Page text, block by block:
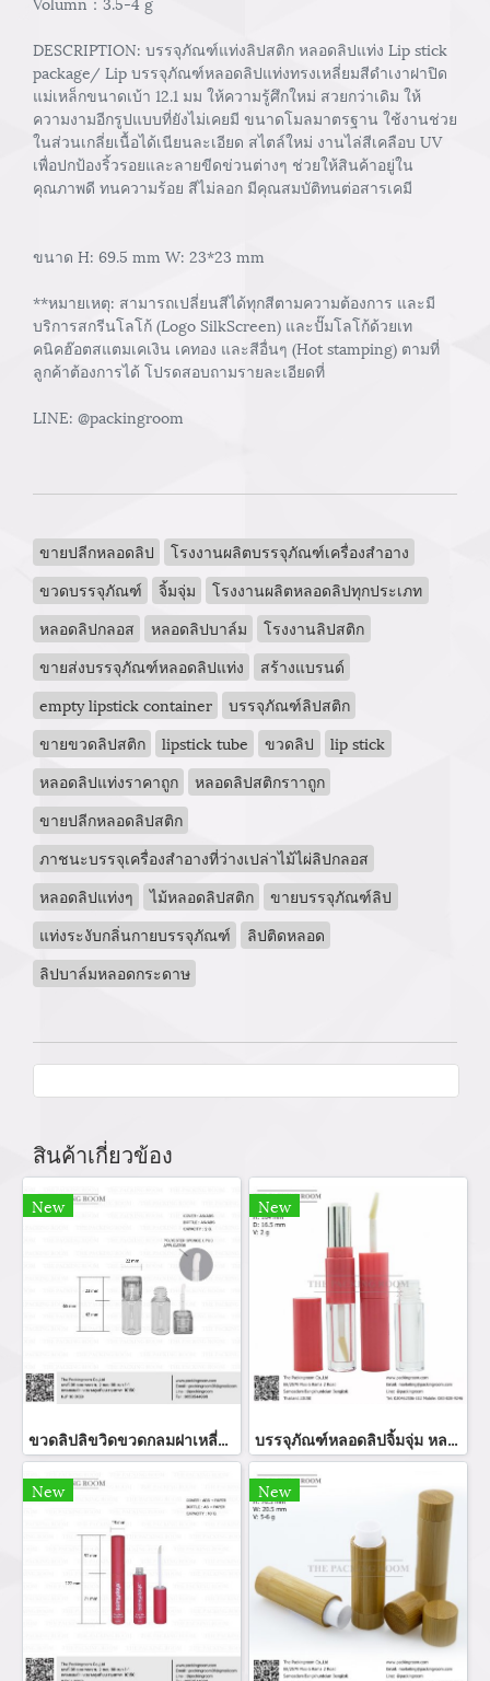
DESCRIPTION: บรรจุภัณฑ์แท่งลิปสติก หลอดลิปแท่ง Lip stick
package/ Lip บรรจุภัณฑ์หลอดลิปแท่งทรงเหลี่ยมสีดำเงาฝาปิด
แม่เหล็กขนาดเบ้า 12.1 มม ให้ความรู้ศึกใหม่ สวยกว่าเดิม ให้
ความงามอีกรูปแบบที่ยังไม่เคยมี ขนาดโมลมาตรฐาน ใช้งานช่วย
ในส่วนเกลี่ยเนื้อได้เนียนละเอียด สไตล์ใหม่ งานไล่สีเคลือบ UV
เพื่อปกป้องริ้วรอยและลายขีดข่วนต่างๆ ช่วยให้สินค้าอยู่ใน
คุณภาพดี ทนความร้อย สีไม่ลอก มีคุณสมบัติทนต่อสารเคมี
ขนาด H: 69.5 mm W: 23*23 mm
**หมายเหตุ: สามารถเปลี่ยนสีได้ทุกสีตามความต้องการ และมี
บริการสกรีนโลโก้ (Logo SilkScreen) และปั๊มโลโก้ด้วยเท
คนิคฮ๊อตสแตมเคเงิน เคทอง และสีอื่นๆ (Hot stamping) ตามที่
ลูกค้าต้องการได้ โปรดสอบถามรายละเอียดที่
LINE: @packingroom
ขายปลีกหลอดลิป
โรงงานผลิตบรรจุภัณฑ์เครื่องสำอาง
ขวดบรรจุภัณฑ์
จิ้มจุ่ม
โรงงานผลิตหลอดลิปทุกประเภท
หลอดลิปกลอส
หลอดลิปบาล์ม
โรงงานลิปสติก
ขายส่งบรรจุภัณฑ์หลอดลิปแท่ง
สร้างแบรนด์
empty lipstick container
บรรจุภัณฑ์ลิปสติก
ขายขวดลิปสติก
lipstick tube ขวดลิป
lip stick
หลอดลิปแท่งราคาถูก
หลอดลิปสติกราาถูก
ขายปลีกหลอดลิปสติก
ภาชนะบรรจุเครื่องสำอางที่ว่างเปล่าไม้ไผ่ลิปกลอส
หลอดลิปแท่งๆ
ไม้หลอดลิปสติก
ขายบรรจุภัณฑ์ลิป
แท่งระงับกลิ่นกายบรรจุภัณฑ์
ลิปติดหลอด
ลิปบาล์มหลอดกระดาษ
สินค้าเกี่ยวข้อง
New
ขวดลิปลิขวิดขวดกลมฝาเหลี่ยม
New
บรรจุภัณฑ์หลอดลิปจิ้มจุ่ม หลอดลิปกลอส bottle lip gloss/ lip bottle ขวดลิป บรรจุภัณฑ์ใส่ลิป จำหน่ายบรรจุภัณฑ์เครื่องสำอางรรจุภัณฑ์เครื่องสำอางทุกประเภท
New New